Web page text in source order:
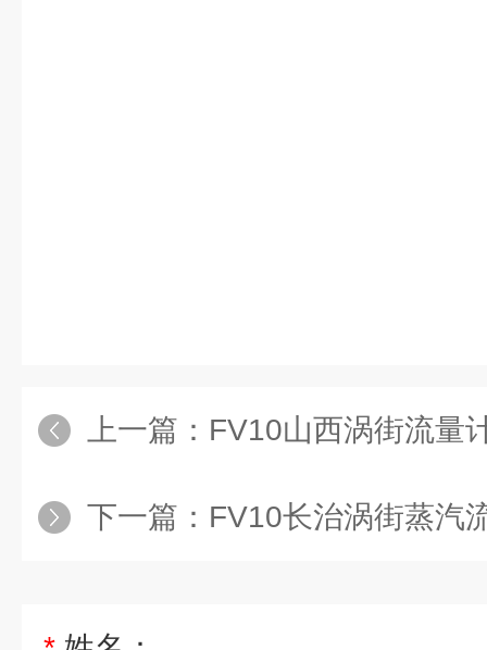
上一篇： FV10山西涡街流量计测
下一篇： FV10长治涡街蒸汽